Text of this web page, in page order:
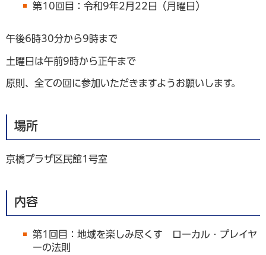
第10回目：令和9年2月22日（月曜日）
午後6時30分から9時まで
土曜日は午前9時から正午まで
原則、全ての回に参加いただきますようお願いします。
場所
京橋プラザ区民館1号室
内容
第1回目：地域を楽しみ尽くす ローカル・プレイヤ
ーの法則